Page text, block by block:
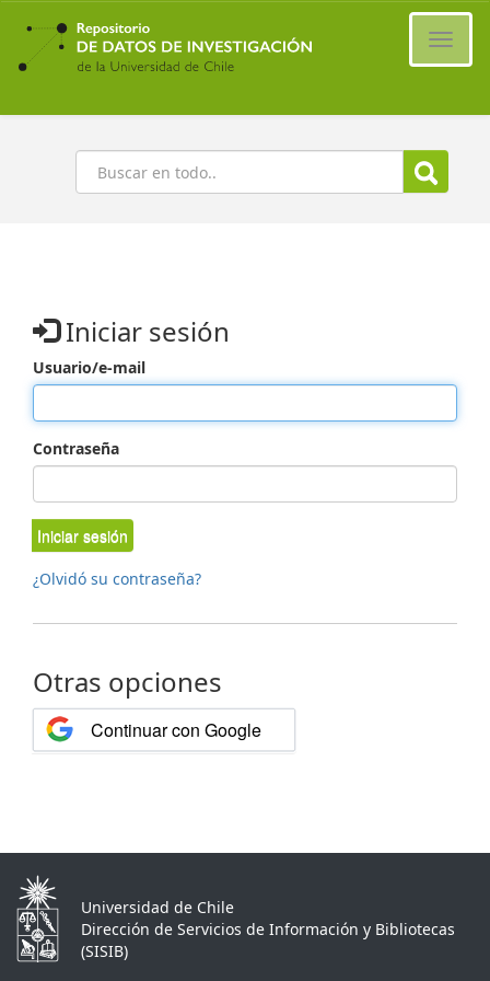
Ir
contenido
principal
Buscar
Iniciar sesión
Usuario/e-mail
Contraseña
Iniciar sesión
¿Olvidó su contraseña?
Otras opciones
Continuar con Google
Universidad de Chile
Dirección de Servicios de Información y Bibliotecas
(SISIB)